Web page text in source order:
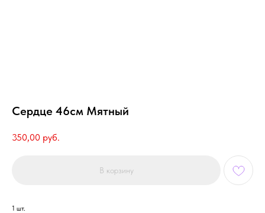
Сердце 46см Мятный
350,00 руб.
В корзину
1 шт.